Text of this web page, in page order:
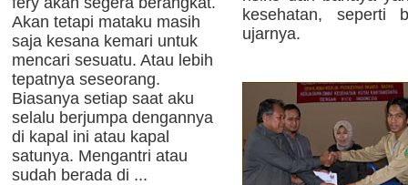
Akan tetapi mataku masih
saja kesana kemari untuk
mencari sesuatu. Atau lebih
tepatnya seseorang.
Biasanya setiap saat aku
selalu berjumpa dengannya
di kapal ini atau kapal
satunya. Mengantri atau
sudah berada di ...
kesehatan, seperti
ujarnya.